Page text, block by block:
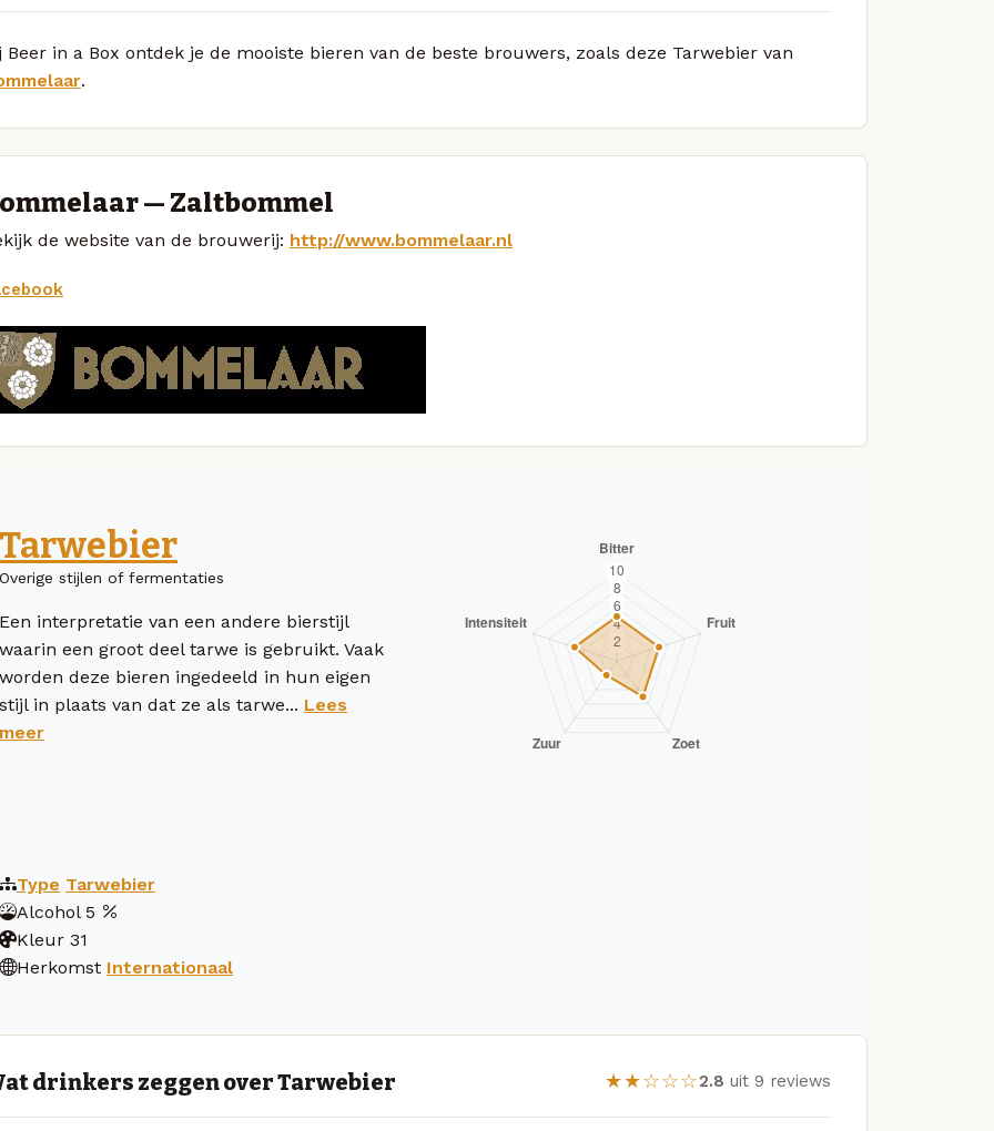
Beer in a Box ontdek je de mooiste bieren van de beste brouwers, zoals deze Tarwebier van
.
— Zaltbommel
de website van de brouwerij: http://www.bommelaar.nl
Tarwebier
Overige stijlen of fermentaties
Een interpretatie van een andere bierstijl
waarin een groot deel tarwe is gebruikt. Vaak
worden deze bieren ingedeeld in hun eigen
stijl in plaats van dat ze als tarwe... Lees
meer
Type Tarwebier
Alcohol 5
Kleur 31
Herkomst Internationaal
drinkers zeggen over Tarwebier ★★☆☆☆2.8 uit 9 reviews